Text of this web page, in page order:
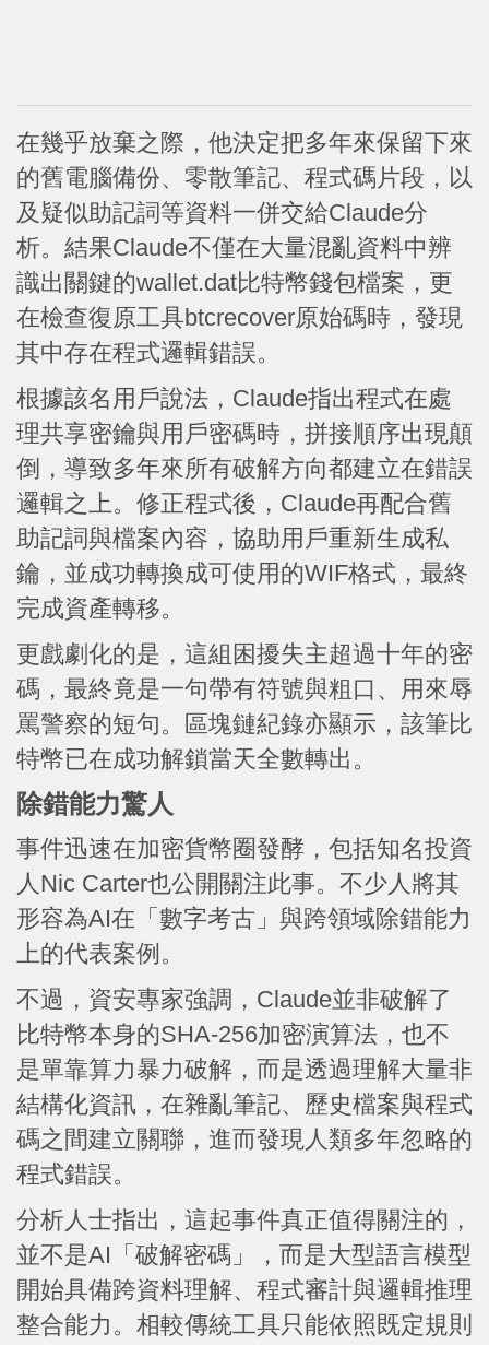
在幾乎放棄之際，他決定把多年來保留下來
的舊電腦備份、零散筆記、程式碼片段，以
及疑似助記詞等資料一併交給Claude分
析。結果Claude不僅在大量混亂資料中辨
識出關鍵的wallet.dat比特幣錢包檔案，更
在檢查復原工具btcrecover原始碼時，發現
其中存在程式邏輯錯誤。
根據該名用戶說法，Claude指出程式在處
理共享密鑰與用戶密碼時，拼接順序出現顛
倒，導致多年來所有破解方向都建立在錯誤
邏輯之上。修正程式後，Claude再配合舊
助記詞與檔案內容，協助用戶重新生成私
鑰，並成功轉換成可使用的WIF格式，最終
完成資產轉移。
更戲劇化的是，這組困擾失主超過十年的密
碼，最終竟是一句帶有符號與粗口、用來辱
罵警察的短句。區塊鏈紀錄亦顯示，該筆比
特幣已在成功解鎖當天全數轉出。
除錯能力驚人
事件迅速在加密貨幣圈發酵，包括知名投資
人Nic Carter也公開關注此事。不少人將其
形容為AI在「數字考古」與跨領域除錯能力
上的代表案例。
不過，資安專家強調，Claude並非破解了
比特幣本身的SHA-256加密演算法，也不
是單靠算力暴力破解，而是透過理解大量非
結構化資訊，在雜亂筆記、歷史檔案與程式
碼之間建立關聯，進而發現人類多年忽略的
程式錯誤。
分析人士指出，這起事件真正值得關注的，
並不是AI「破解密碼」，而是大型語言模型
開始具備跨資料理解、程式審計與邏輯推理
整合能力。相較傳統工具只能依照既定規則